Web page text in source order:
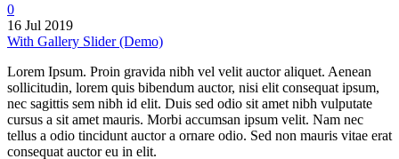
0
16 Jul 2019
With Gallery Slider (Demo)
Lorem Ipsum. Proin gravida nibh vel velit auctor aliquet. Aenean
sollicitudin, lorem quis bibendum auctor, nisi elit consequat ipsum,
nec sagittis sem nibh id elit. Duis sed odio sit amet nibh vulputate
cursus a sit amet mauris. Morbi accumsan ipsum velit. Nam nec
tellus a odio tincidunt auctor a ornare odio. Sed non mauris vitae erat
consequat auctor eu in elit.